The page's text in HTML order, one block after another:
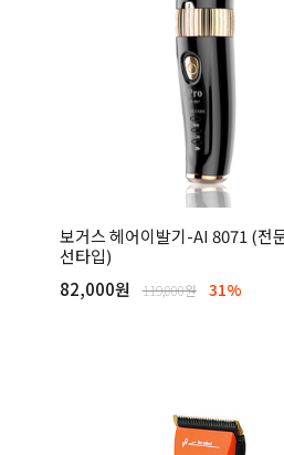
보거스 헤어이발기-AI 8071 (전
선타입)
82,000원
119,000원 31%